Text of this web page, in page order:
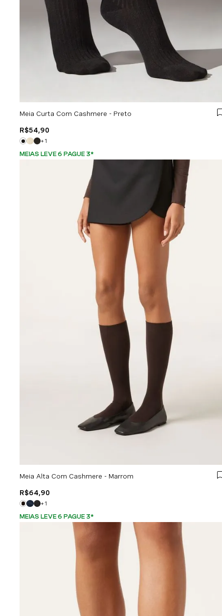
Meia Curta Com Cashmere - Preto
R$54,90
+1
MEIAS LEVE 6 PAGUE 3*
Meia Alta Com Cashmere - Marrom
R$64,90
+1
MEIAS LEVE 6 PAGUE 3*